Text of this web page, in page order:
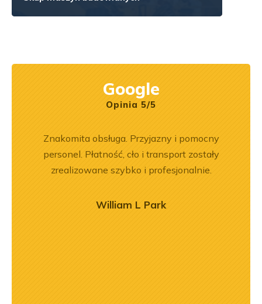
Google
Opinia 5/5
Znakomita obsługa. Przyjazny i pomocny
personel. Płatność, cło i transport zostały
zrealizowane szybko i profesjonalnie.
William L Park